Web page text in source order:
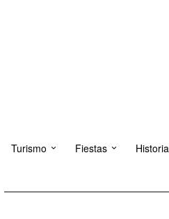
Turismo Fiestas Historia